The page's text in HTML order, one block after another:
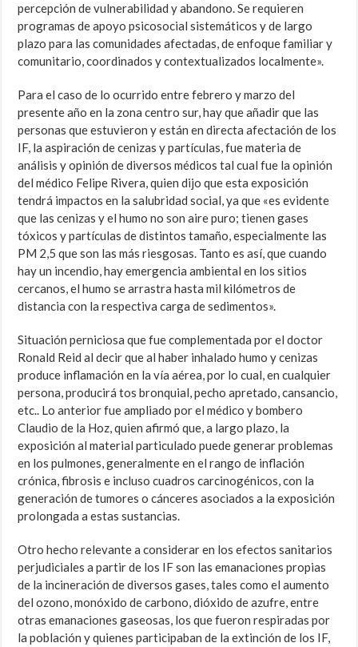
percepción de vulnerabilidad y abandono. Se requieren
programas de apoyo psicosocial sistemáticos y de largo
plazo para las comunidades afectadas, de enfoque familiar y
comunitario, coordinados y contextualizados localmente».
Para el caso de lo ocurrido entre febrero y marzo del
presente año en la zona centro sur, hay que añadir que las
personas que estuvieron y están en directa afectación de los
IF, la aspiración de cenizas y partículas, fue materia de
análisis y opinión de diversos médicos tal cual fue la opinión
del médico Felipe Rivera, quien dijo que esta exposición
tendrá impactos en la salubridad social, ya que «es evidente
que las cenizas y el humo no son aire puro; tienen gases
tóxicos y partículas de distintos tamaño, especialmente las
PM 2,5 que son las más riesgosas. Tanto es así, que cuando
hay un incendio, hay emergencia ambiental en los sitios
cercanos, el humo se arrastra hasta mil kilómetros de
distancia con la respectiva carga de sedimentos».
Situación perniciosa que fue complementada por el doctor
Ronald Reid al decir que al haber inhalado humo y cenizas
produce inflamación en la vía aérea, por lo cual, en cualquier
persona, producirá tos bronquial, pecho apretado, cansancio,
etc.. Lo anterior fue ampliado por el médico y bombero
Claudio de la Hoz, quien afirmó que, a largo plazo, la
exposición al material particulado puede generar problemas
en los pulmones, generalmente en el rango de inflación
crónica, fibrosis e incluso cuadros carcinogénicos, con la
generación de tumores o cánceres asociados a la exposición
prolongada a estas sustancias.
Otro hecho relevante a considerar en los efectos sanitarios
perjudiciales a partir de los IF son las emanaciones propias
de la incineración de diversos gases, tales como el aumento
del ozono, monóxido de carbono, dióxido de azufre, entre
otras emanaciones gaseosas, los que fueron respiradas por
la población y quienes participaban de la extinción de los IF,